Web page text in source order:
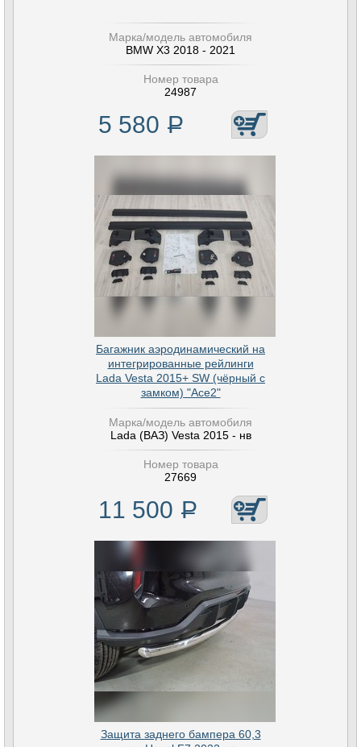
Марка/модель автомобиля
BMW X3 2018 - 2021
Номер товара
24987
5 580 Р
Багажник аэродинамический на
интегрированные рейлинги
Lada Vesta 2015+ SW (чёрный с
замком) "Ace2"
Марка/модель автомобиля
Lada (ВАЗ) Vesta 2015 - нв
Номер товара
27669
11 500 Р
Защита заднего бампера 60,3